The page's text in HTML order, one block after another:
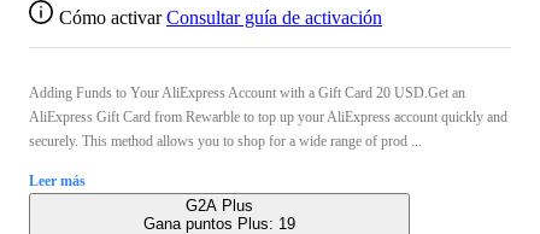
Cómo activar Consultar guía de activación
Adding Funds to Your AliExpress Account with a Gift Card 20 USD.Get an
AliExpress Gift Card from Rewarble to top up your AliExpress account quickly and
securely. This method allows you to shop for a wide range of prod ...
Leer más
G2A Plus
Gana puntos Plus: 19